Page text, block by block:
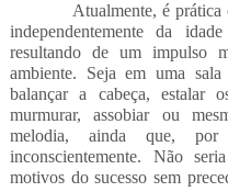
Atualmente, é prática
independentemente da
resultando de um impulso
ambiente. Seja em uma
balançar a cabeça, estalar
murmurar, assobiar ou
melodia, ainda que, por
inconscientemente. Não
motivos do sucesso sem